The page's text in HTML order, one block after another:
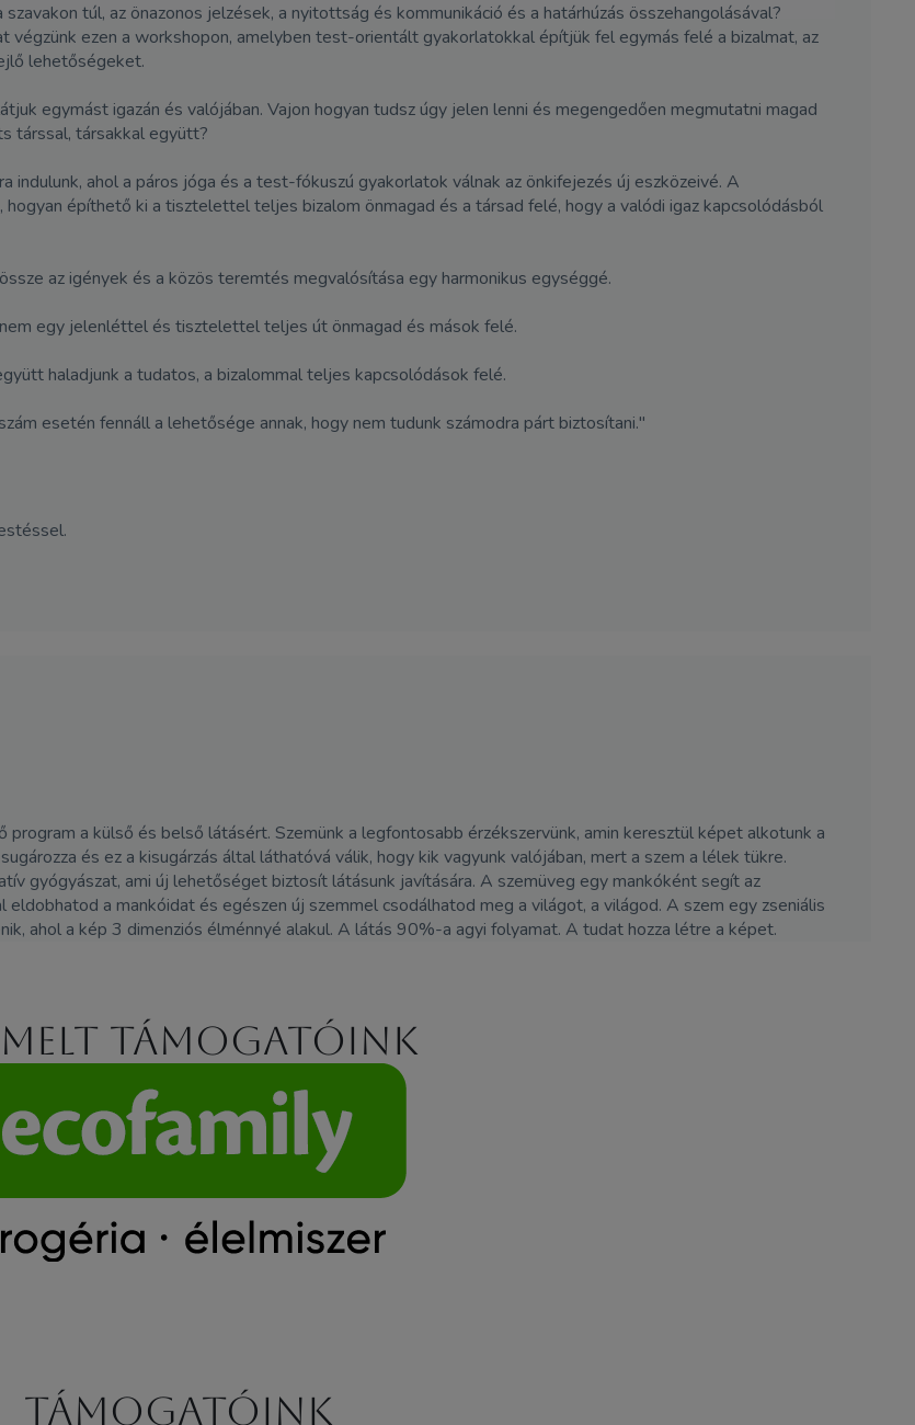
túl, az önazonos jelzések, a nyitottság és kommunikáció és a határhúzás összehangolásával?
ezen a workshopon, amelyben test-orientált gyakorlatokkal építjük fel egymás felé a bizalmat, az
lehetőségeket.
egymást igazán és valójában. Vajon hogyan tudsz úgy jelen lenni és megengedően megmutatni magad
társsal, társakkal együtt?
indulunk, ahol a páros jóga és a test-fókuszú gyakorlatok válnak az önkifejezés új eszközeivé. A
építhető ki a tisztelettel teljes bizalom önmagad és a társad felé, hogy a valódi igaz kapcsolódásból
az igények és a közös teremtés megvalósítása egy harmonikus egységgé.
egy jelenléttel és tisztelettel teljes út önmagad és mások felé.
haladjunk a tudatos, a bizalommal teljes kapcsolódások felé.
esetén fennáll a lehetősége annak, hogy nem tudunk számodra párt biztosítani."
a külső és belső látásért. Szemünk a legfontosabb érzékszervünk, amin keresztül képet alkotunk a
és ez a kisugárzás által láthatóvá válik, hogy kik vagyunk valójában, mert a szem a lélek tükre.
gyógyászat, ami új lehetőséget biztosít látásunk javítására. A szemüveg egy mankóként segít az
a mankóidat és egészen új szemmel csodálhatod meg a világot, a világod. A szem egy zseniális
ahol a kép 3 dimenziós élménnyé alakul. A látás 90%-a agyi folyamat. A tudat hozza létre a képet.
támogatóink
Támogatóink